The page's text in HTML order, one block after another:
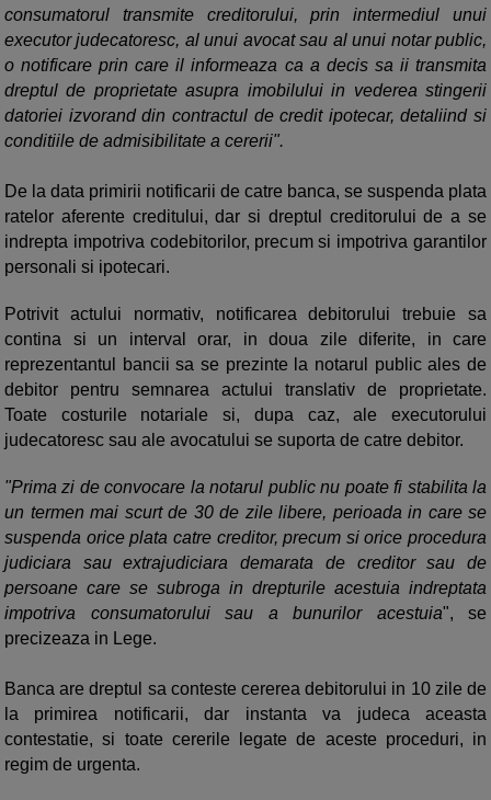
consumatorul transmite creditorului, prin intermediul unui
executor judecatoresc, al unui avocat sau al unui notar public,
o notificare prin care il informeaza ca a decis sa ii transmita
dreptul de proprietate asupra imobilului in vederea stingerii
datoriei izvorand din contractul de credit ipotecar, detaliind si
conditiile de admisibilitate a cererii".
De la data primirii notificarii de catre banca, se suspenda plata
ratelor aferente creditului, dar si dreptul creditorului de a se
indrepta impotriva codebitorilor, precum si impotriva garantilor
personali si ipotecari.
Potrivit actului normativ, notificarea debitorului trebuie sa
contina si un interval orar, in doua zile diferite, in care
reprezentantul bancii sa se prezinte la notarul public ales de
debitor pentru semnarea actului translativ de proprietate.
Toate costurile notariale si, dupa caz, ale executorului
judecatoresc sau ale avocatului se suporta de catre debitor.
"Prima zi de convocare la notarul public nu poate fi stabilita la
un termen mai scurt de 30 de zile libere, perioada in care se
suspenda orice plata catre creditor, precum si orice procedura
judiciara sau extrajudiciara demarata de creditor sau de
persoane care se subroga in drepturile acestuia indreptata
impotriva consumatorului sau a bunurilor acestuia", se
precizeaza in Lege.
Banca are dreptul sa conteste cererea debitorului in 10 zile de
la primirea notificarii, dar instanta va judeca aceasta
contestatie, si toate cererile legate de aceste proceduri, in
regim de urgenta.